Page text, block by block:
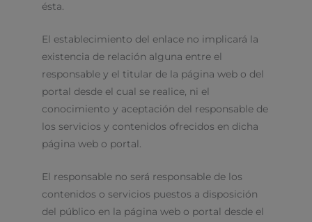
ésta.
El establecimiento del enlace no implicará la
existencia de relación alguna entre el
responsable y el titular de la página web o del
portal desde el cual se realice, ni el
conocimiento y aceptación del responsable de
los servicios y contenidos ofrecidos en dicha
página web o portal.
El responsable no será responsable de los
contenidos o servicios puestos a disposición
del público en la página web o portal desde el